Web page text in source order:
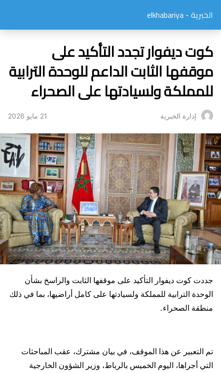
الخبرية - elkhabariya
كوت ديفوار تجدد التأكيد على
موقفها الثابت الداعم للوحدة الترابية
للمملكة ولسيادتها على الصحراء
إدارة الخبرية 21 مايو 2026
جددت كوت ديفوار التأكيد على موقفها الثابت والراسخ بشأن
الوحدة الترابية للمملكة ولسيادتها على كامل أراضيها، بما في ذلك
منطقة الصحراء.
تم التعبير عن هذا الموقف، في بيان مشترك، عقب المباحثات
التي أجراها، اليوم الخميس بالرباط، وزير الشؤون الخارجية